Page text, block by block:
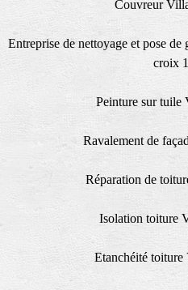
Couvreur
Entreprise de nettoyage et pose
croix
Peinture sur tuile
Ravalement de
Réparation de
Isolation toiture
Etanchéité